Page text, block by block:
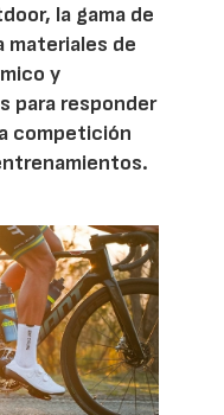
la gama de
materiales de
y
para responder
competición